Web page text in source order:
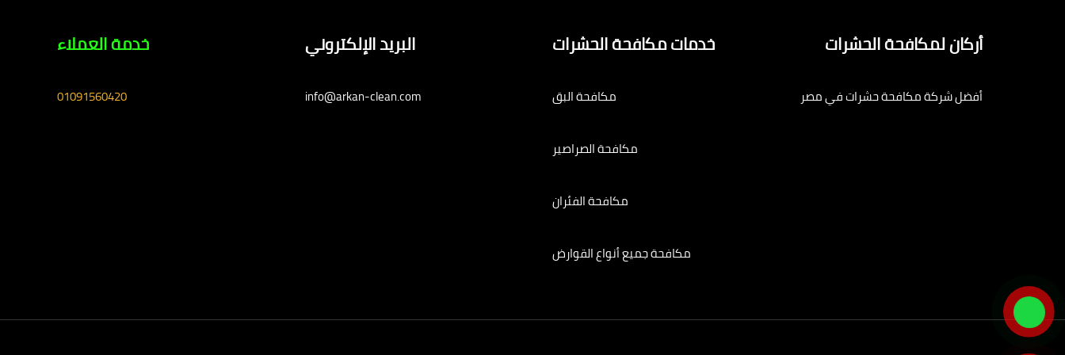
أركان لمكافحة الحشرات
أفضل شركة مكافحة حشرات في مصر
خدمات مكافحة الحشرات
مكافحة البق
مكافحة الصراصير
مكافحة الفئران
مكافحة جميع أنواع القوارض
البريد الإلكتروني
info@arkan-clean.com
خدمة العملاء
01091560420